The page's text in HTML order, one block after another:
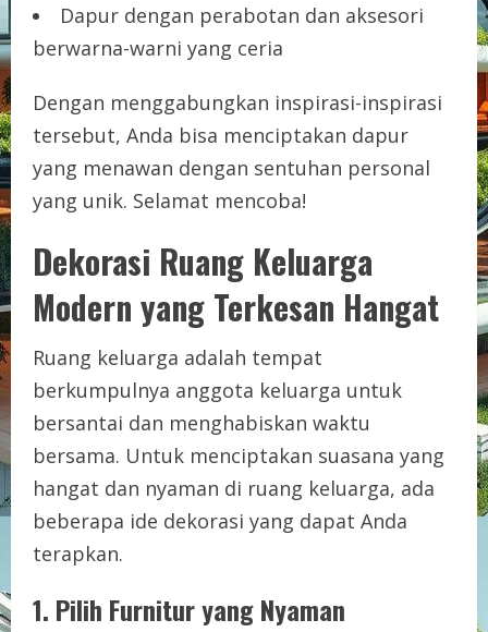
Dapur dengan perabotan dan aksesori
berwarna-warni yang ceria
Dengan menggabungkan inspirasi-inspirasi
tersebut, Anda bisa menciptakan dapur
yang menawan dengan sentuhan personal
yang unik. Selamat mencoba!
Dekorasi Ruang Keluarga
Modern yang Terkesan Hangat
Ruang keluarga adalah tempat
berkumpulnya anggota keluarga untuk
bersantai dan menghabiskan waktu
bersama. Untuk menciptakan suasana yang
hangat dan nyaman di ruang keluarga, ada
beberapa ide dekorasi yang dapat Anda
terapkan.
1. Pilih Furnitur yang Nyaman